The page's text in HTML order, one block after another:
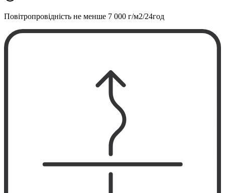
Повітропровідність не менше 7 000 г/м2/24год